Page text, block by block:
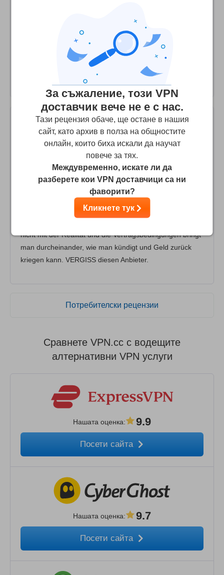
Jahrelang war alles super ab Dezember 2020 Geld weg
kein Service mehr keine Antworten auf Fragen wo mein
Geld ist.Anzeige wurde gestellt. Hände weg vo diesem
Betrüger!!!!!!!!!!!!!!!!!!!!!!!!!!!!!!!!!!!!!!!!!!!!!!!!!!!!!!!!!!!!!!!!!!!!!!!!!!!!!
KTC
Betrug - Geld weg und keinen Dienst
Vor 4 Jahren war diese Anbieter zuverlässig und ich
dachte, ich versuche's noch mal. Warnung: das Geld
wurde überweisen aber keine Zugangsdaten mitgeteilt
und auf Emails reagiert die Firma stumm. Ein Stern für
nicht mit der Realität und die Vertragsbedingungen bringt
man durcheinander, wie man kündigt und Geld zurück
kriegen kann. VERGISS diesen Anbieter.
Потребителски рецензии
Сравнете VPN.cc с водещите
алтернативни VPN услуги
Нашата оценка: 9.9
Посети сайта
Нашата оценка: 9.7
Посети сайта
За съжаление, този VPN
доставчик вече не е с нас.
Тази рецензия обаче, ще остане в нашия
сайт, като архив в полза на общностите
онлайн, които биха искали да научат
повече за тях.
Междувременно, искате ли да
разберете кои VPN доставчици са ни
фаворити?
Кликнете тук